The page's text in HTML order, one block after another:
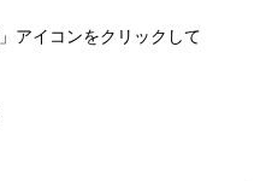
アイコンをクリックして